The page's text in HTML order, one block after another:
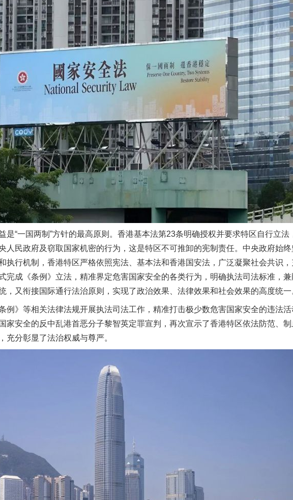
“一国两制”方针的最高原则。香港基本法第23条明确授权并要求特区自行立法
人民政府及窃取国家机密的行为，这是特区不可推卸的宪制责任。中央政府始
执行机制，香港特区严格依照宪法、基本法和香港国安法，广泛凝聚社会共识
完成《条例》立法，精准界定危害国家安全的各类行为，明确执法司法标准，
，又衔接国际通行法治原则，实现了政治效果、法律效果和社会效果的高度统一
》等相关法律法规开展执法司法工作，精准打击极少数危害国家安全的违法活
家安全的反中乱港首恶分子黎智英定罪宣判，再次宣示了香港特区依法防范、
充分彰显了法治权威与尊严。
茶叶“炒上天”
“神药”背后的真相
今年投资意愿榜揭晓